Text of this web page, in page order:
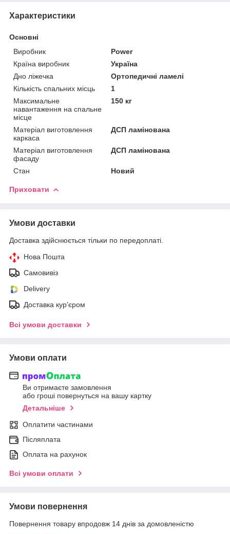
Характеристики
Основні
Виробник
Power
Країна виробник
Україна
Дно ліжечка
Ортопедичні ламелі
Кількість спальних місць
1
Максимальне
навантаження на спальне
місце
150 кг
Матеріал виготовлення
каркаса
ДСП ламінована
Матеріал виготовлення
фасаду
ДСП ламінована
Стан Новий
Приховати
Умови доставки
Доставка здійснюється тільки по передоплаті.
Нова Пошта
Самовивіз
Delivery
Доставка кур'єром
Всі умови доставки
Умови оплати
Ви отримаєте замовлення
або гроші повернуться на вашу картку
Детальніше
Оплатити частинами
Післяплата
Оплата на рахунок
Всі умови оплати
Умови повернення
Повернення товару впродовж 14 днів за домовленістю